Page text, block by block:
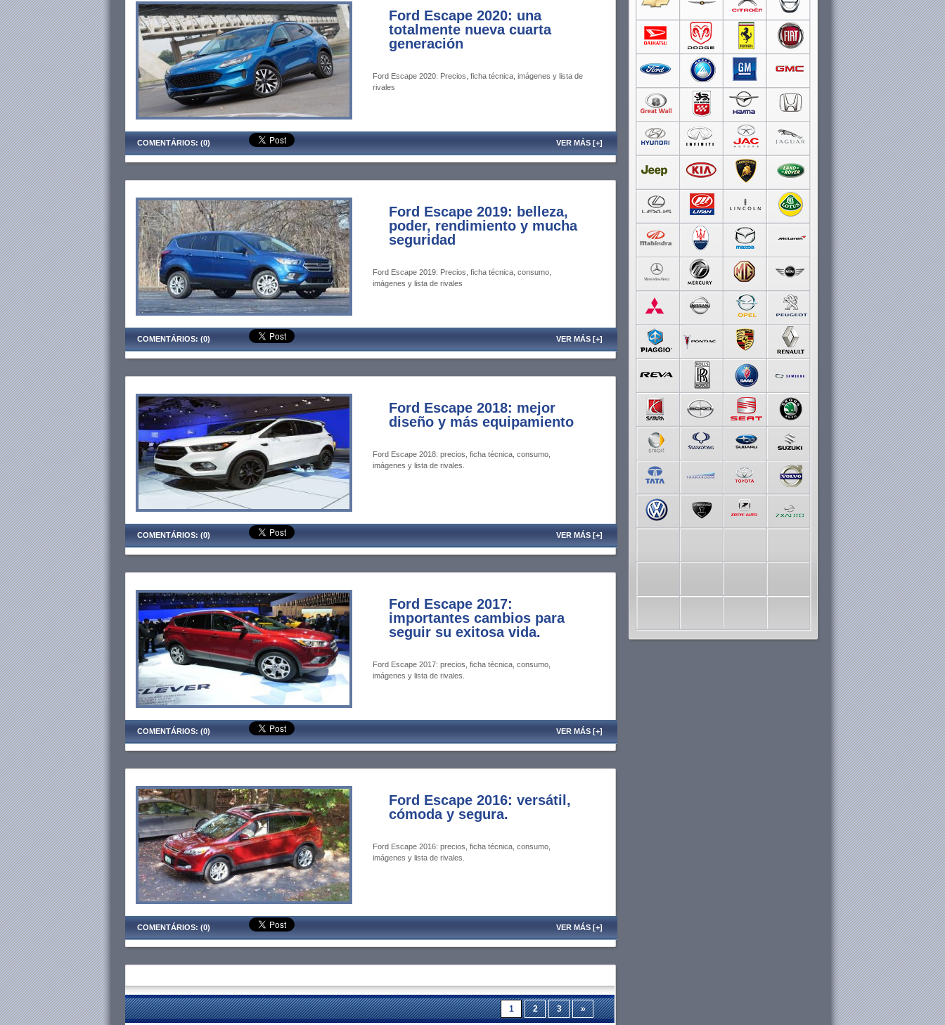
Ford Escape 2020: una
totalmente nueva cuarta
generación
Ford Escape 2020: Precios, ficha técnica, imágenes y lista de
rivales
COMENTÁRIOS: (0) VER MÁS [+]
Ford Escape 2019: belleza,
poder, rendimiento y mucha
seguridad
Ford Escape 2019: Precios, ficha técnica, consumo,
imágenes y lista de rivales
COMENTÁRIOS: (0) VER MÁS [+]
Ford Escape 2018: mejor
diseño y más equipamiento
Ford Escape 2018: precios, ficha técnica, consumo,
imágenes y lista de rivales.
COMENTÁRIOS: (0) VER MÁS [+]
Ford Escape 2017:
importantes cambios para
seguir su exitosa vida.
Ford Escape 2017: precios, ficha técnica, consumo,
imágenes y lista de rivales.
COMENTÁRIOS: (0) VER MÁS [+]
Ford Escape 2016: versátil,
cómoda y segura.
Ford Escape 2016: precios, ficha técnica, consumo,
imágenes y lista de rivales.
COMENTÁRIOS: (0) VER MÁS [+]
1 2 3 »